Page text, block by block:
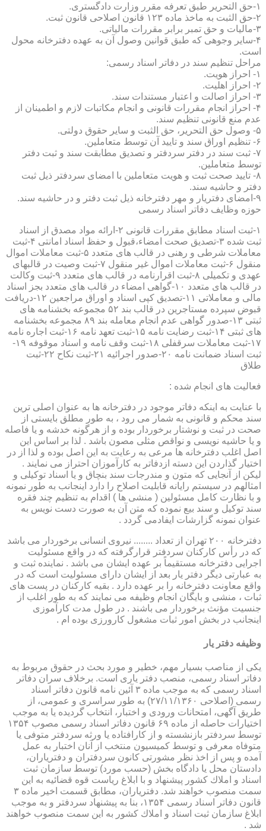
۱-حق التحریر طبق تعرفه مقرر وزارت دادگستری.
۲-حق الثبت به ماخذ ماده ۱۲۳ قانون اصلاحی قانون ثبت.
۳-مالیات و حق تمبر برابر مقررات مالیاتی.
۴-سایر وجوهی که طبق قوانین وصول آن به عهده دفترخانه محول
است.
مراحل تنظیم سند در دفاتر اسناد رسمی:
۱- احراز هویت.
۲- احراز اهلیت.
۳- احراز اصالت و اعتبار مستندات سند.
۴- احراز انجام مقررات قانونی و انجام مکاتبات لازم و اطمینان از
عدم منع قانونی تنظیم سند.
۵- وصول حق التحریر، حق الثبت و سایر حقوق دولتی.
۶- تنظیم اوراق سند و تایید آن توسط متعاملین.
۷- ثبت سند در دفتر سردفتر و تصدیق مطابقت سند و ثبت دفتر
توسط متعاملین.
۸- تایید صحت ثبت و هویت متعاملین با امضای سردفتر ذیل ثبت
دفتر و حاشیه سند.
۹-امضای دفتریار و مهر دفترخانه ذیل ثبت دفتر و در حاشیه سند.
حوزه وظایف دفاتر اسناد رسمی
۱-ثبت اسناد مطابق مقررات قانونی ۲-ارائه مواد مصدق از اسناد
ثبت شده ۳-تصدیق صحت امضاء،قبول و حفظ اسناد امانتی ۴-ثبت
معاملات شرطی و رهنی در قالب های متعدد ۵-ثبت معاملات اموال
منقول ۶-ثبت معاملات اموال غیر منقول ۷-ثبت وصیت در قالبهای
عهدی و تکمیلی ۸-ثبت اقرارنامه در قالب های متعدد ۹-ثبت وکالت
در قالب های متعدد ۱۰-گواهی امضاء در قالب های متعدد بجز اسناد
مالی و معاملاتی ۱۱-تصدیق کپی اسناد و اوراق مراجعین ۱۲-دریافت
قبوض سپرده مستاجرین در قالب بند ۵۲ مجموعه بخشنامه های
ثبتی ۱۳-صدور گواهی عدم انجام معامله بند ۸۹ مجموعه بخشنامه
های ثبتی ۱۴-ثبت رضایت نامه ۱۵-ثبت تعهد نامه ۱۶-ثبت اجاره نامه
۱۷-ثبت معاملات سرقفلی ۱۸-ثبت وقف نامه و اسناد موقوفه ۱۹-
ثبت اسناد ضمانت نامه ۲۰-صدور اجرائیه ۲۱-ثبت نکاح ۲۲-ثبت
طلاق
فعالیت های انجام شده :
با عنایت به اینکه دفاتر موجود در دفترخانه ها به عنوان اصلی ترین
سند محکم و قانونی به شمار می رود ، به طور مطلق بایستی از
صحت در ثبت و نوشتار برخوردار بوده و از هرگونه خدشه و یا فاصله
و یا حاشیه نویسی و نواقص مثلی مصون باشد . لذا بر اساس این
اصل اغلب دفترخانه ها مرعی به رعایت به این اصل بوده و لذا از در
اختیار گذاردن این دسته ازدفاتر به کارآموزان احتراز می نمایند .
لیکن از آنجایی که متون و مندرجات سند بنچاق و یا اسناد توکیلی و
امثالهم در سیستم رایانه قابلیت اصلاح را دارد اینجانب به طور نمونه
و با نظارت کامل مسئولین ( منشی ها ) اقدام به تنظیم چند فقره
سند توکیل و سند بیع نموده که متن آن به صورت دست نویس به
عنوان نمونه گزارشات ایفادمی گردد .
دفترخانه ۲۰۰ تهران از تعداد ........ نیروی انسانی برخوردار می باشد
که در رأس کارکنان سردفتر قرارگرفته که در واقع مسئولیت
اجرایی دفترخانه مستقیماً بر عهده ایشان می باشد . نماینده ثبت و
به عبارتی دیگر دفتر یار بعد از ایشان دارای مسئولیت است که در
واقع معاونت دفترخانه را بر عهده دارد . بقیه کارکنان در پست های
ثبات ، منشی و بایگان انجام وظیفه می نمایند که به طور اغلب از
جنسیت مؤنث برخوردار می باشند . در طول مدت کارآموزی
اینجانب در بخش امور ثبات مشغول کارورزی بوده ام .
وظیفه دفتر یار
یكی از مناصب بسیار مهم، خطیر و مورد بحث در حقوق مربوط به
دفاتر اسناد رسمی، منصب دفتر یاری است. برخلاف سران دفاتر
اسناد رسمی كه به موجب ماده ۳ آئین نامه قانون دفاتر اسناد
رسمی (اصلاحی ۲۷/۱۱/۱۳۶۰) به طور سراسری و عمومی، از
طریق آگهی، امتحانات ورودی و اختبار، انتخاب گردیده یا به موجب
اختیارات حاصله از ماده ۶۹ قانون دفاتر اسناد رسمی مصوب ۱۳۵۴
توسط سردفتر بازنشسته و از كارافتاده یا ورثه سردفتر متوفی یا
متوفاه معرفی و توسط كمیسیون منتخب از آنان اختبار به عمل
آمده و پس از اخذ نظر مشورتی كانون سردفتران و دفتریاران،
دادستان محل یا دادگاه بخش (حسب مورد) توسط سازمان ثبت
اسناد و املاك كشور پیشنهاد و با ابلاغ ریاست قوه قضائیه به این
سمت منصوب خواهند شد. دفتریاران، مطابق قسمت اخیر ماده ۳
قانون دفاتر اسناد رسمی ۱۳۵۴، بنا به پیشنهاد سردفتر و به موجب
ابلاغ سازمان ثبت اسناد و املاك كشور به این سمت منصوب خواهند
شد .